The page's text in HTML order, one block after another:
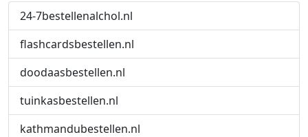
24-7bestellenalchol.nl
flashcardsbestellen.nl
doodaasbestellen.nl
tuinkasbestellen.nl
kathmandubestellen.nl